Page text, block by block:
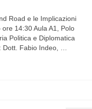
Road e le Implicazioni
14:30 Aula A1, Polo
Politica e Diplomatica
Fabio Indeo, …